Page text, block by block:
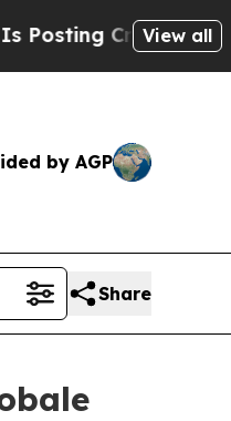
Cryptic BiblicalView all
by AGP
Share